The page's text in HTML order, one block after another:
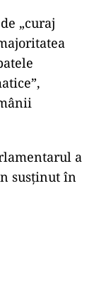
„curaj
ânii
a
susținut în